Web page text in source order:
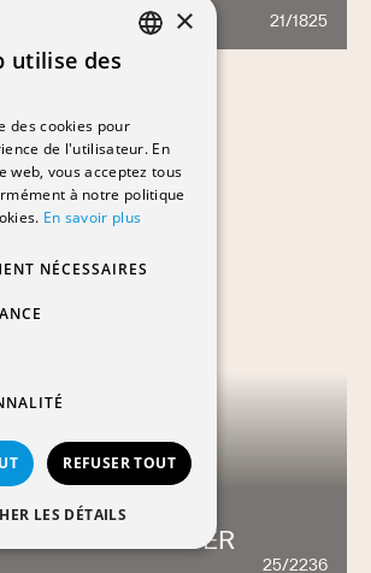
21/1825
CENTER
25/2236
×
utilise des
des cookies pour
de l'utilisateur. En
web, vous acceptez tous
à notre politique
En savoir plus
NÉCESSAIRES
REFUSER TOUT
LES DÉTAILS